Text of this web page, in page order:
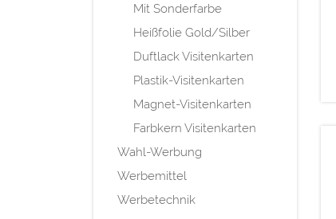
Mit Sonderfarbe
Heißfolie Gold/Silber
Duftlack Visitenkarten
Plastik-Visitenkarten
Magnet-Visitenkarten
Farbkern Visitenkarten
Wahl-Werbung
Werbemittel
Werbetechnik